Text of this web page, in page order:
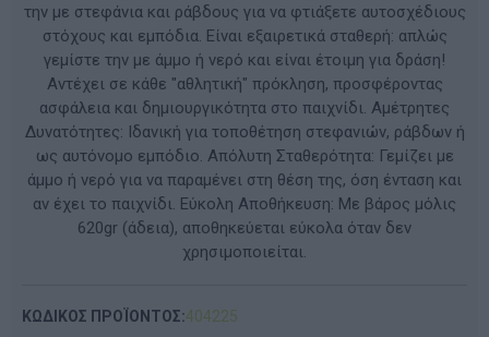
την με στεφάνια και ράβδους για να φτιάξετε αυτοσχέδιους
στόχους και εμπόδια. Είναι εξαιρετικά σταθερή: απλώς
γεμίστε την με άμμο ή νερό και είναι έτοιμη για δράση!
Αντέχει σε κάθε "αθλητική" πρόκληση, προσφέροντας
ασφάλεια και δημιουργικότητα στο παιχνίδι. Αμέτρητες
Δυνατότητες: Ιδανική για τοποθέτηση στεφανιών, ράβδων ή
ως αυτόνομο εμπόδιο. Απόλυτη Σταθερότητα: Γεμίζει με
άμμο ή νερό για να παραμένει στη θέση της, όση ένταση και
αν έχει το παιχνίδι. Εύκολη Αποθήκευση: Με βάρος μόλις
620gr (άδεια), αποθηκεύεται εύκολα όταν δεν
χρησιμοποιείται.
ΚΩΔΙΚΟΣ ΠΡΟΪΟΝΤΟΣ:404225